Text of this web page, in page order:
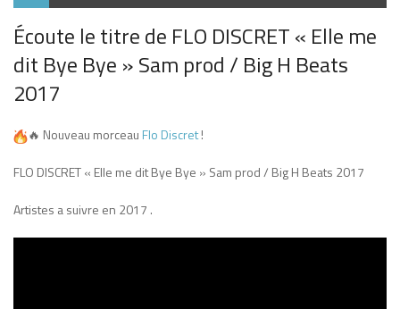
Écoute le titre de FLO DISCRET « Elle me
dit Bye Bye » Sam prod / Big H Beats
2017
🔥 Nouveau morceau Flo Discret!
FLO DISCRET « Elle me dit Bye Bye » Sam prod / Big H Beats 2017
Artistes a suivre en 2017 .